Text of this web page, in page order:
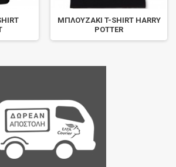
ΜΠΛΟΥΖΑΚΙ T-SHIRT HARRY
POTTER